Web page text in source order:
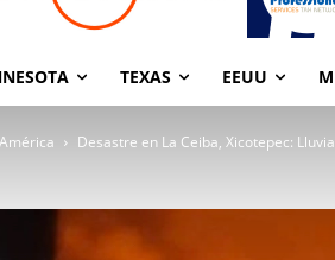
TEXAS EEUU
América Desastre en La Ceiba, Xicotepec: